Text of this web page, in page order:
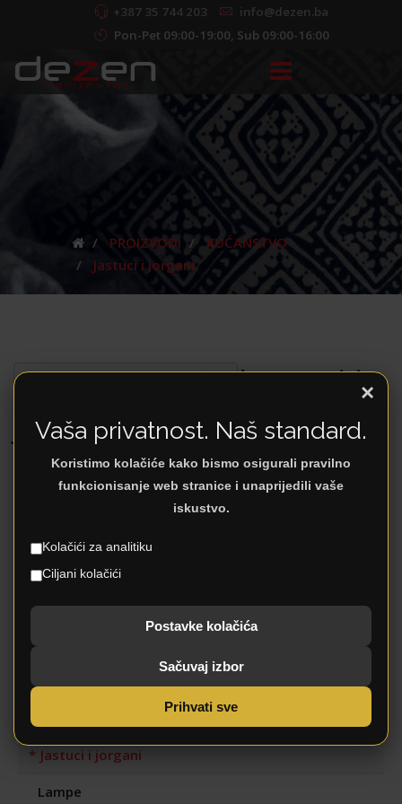
+387 35 744 203
info@dezen.ba
Pon-Pet 09:00-19:00, Sub 09:00-16:00
PROIZVODI
KUĆANSTVO
Jastuci i jorgani
Jastuci i
jorgani
Kategorije
DJEČJA SOBA
DNEVNI BORAVAK
KUĆANSTVO
Jastuci i jorgani
Lampe
×
Vaša privatnost. Naš standard.
Koristimo kolačiće kako bismo osigurali pravilno
funkcionisanje web stranice i unaprijedili vaše
iskustvo.
Kolačići za analitiku
Ciljani kolačići
Postavke kolačića
Sačuvaj izbor
Prihvati sve